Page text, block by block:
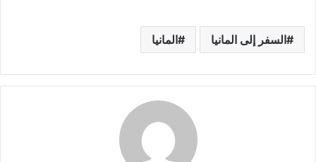
السفر إلى المانيا المانيا